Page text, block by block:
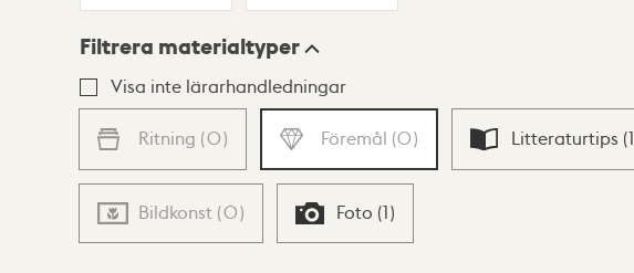
Lista Karta
Filtrera materialtyper
Visa inte lärarhandledningar
Ritning (0) Föremål (0) Litteraturtips (1
Bildkonst (0) Foto (1)